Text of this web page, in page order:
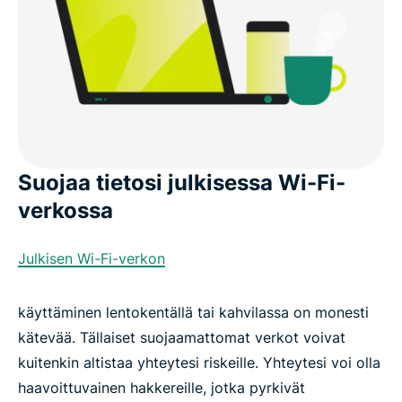
Suojaa tietosi julkisessa Wi-Fi-
verkossa
Julkisen Wi-Fi-verkon
käyttäminen lentokentällä tai kahvilassa on monesti
kätevää. Tällaiset suojaamattomat verkot voivat
kuitenkin altistaa yhteytesi riskeille. Yhteytesi voi olla
haavoittuvainen hakkereille, jotka pyrkivät